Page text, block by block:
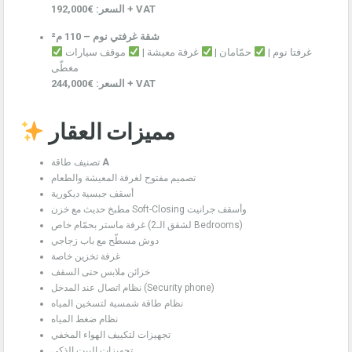
السعر: €192,000 + VAT
شقة غرفتي نوم – 110 م²
غرفتا نوم |
حمّامان | غرفة معيشة |
موقف سيارات
مغطّى
السعر: €244,000 + VAT
مميزات العقار
A
تصميم مفتوح لغرفة المعيشة والطعام
أسقف جبسية ديكورية
مطبخ حديث مع خزن Soft-Closing وأسقف جرانيت
غرفة ماستر بحمّام خاص (لشقق الـ2 Bedrooms)
دوش مسطّح مع باب زجاجي
غرفة تخزين خاصة
خزائن ملابس حتى السقف
نظام اتصال عند المدخل (Security phone)
نظام طاقة شمسية لتسخين المياه
نظام ضغط المياه
تجهيزات لتكييف الهواء المخفي